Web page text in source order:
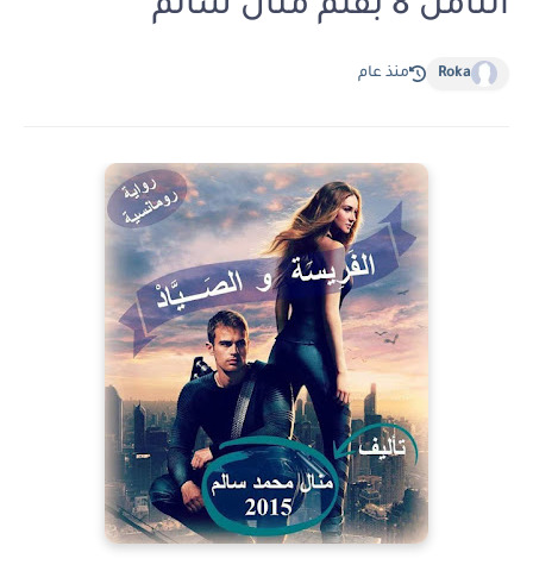
الثامن 8 بقلم منال سالم
Roka منذ عام